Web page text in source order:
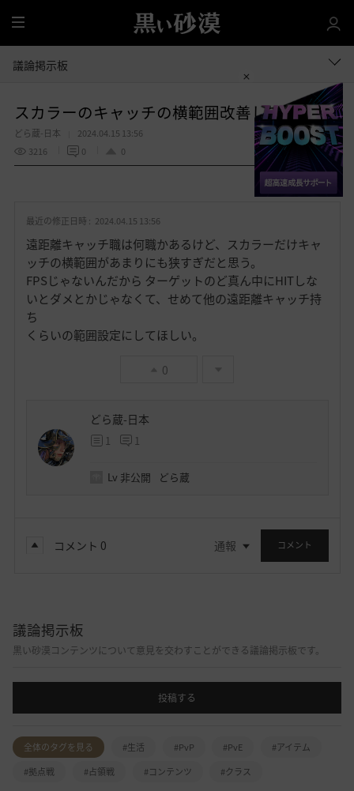
全
体
議論掲示板
スカラーのキャッチの横範囲改善して！
どら蔵-日本
2024.04.15 13:56
3216
0 0
お
入
共有する
最近の修正日時 : 2024.04.15 13:56
遠距離キャッチ職は何職かあるけど、スカラーだけキャ
ッチの横範囲があまりにも狭すぎだと思う。
FPSじゃないんだから ターゲットのど真ん中にHITしな
いとダメとかじゃなくて、せめて他の遠距離キャッチ持
ち
くらいの範囲設定にしてほしい。
0
どら蔵-日本
1 1
Lv 非公開 どら蔵
コメント 0 通報 コメント
議論掲示板
黒い砂漠コンテンツについて意見を交わすことができる議論掲示板です。
投稿する
全体のタグを見る #生活 #PvP #PvE
#アイテム
#拠点戦
#占領戦 #コンテンツ #クラス